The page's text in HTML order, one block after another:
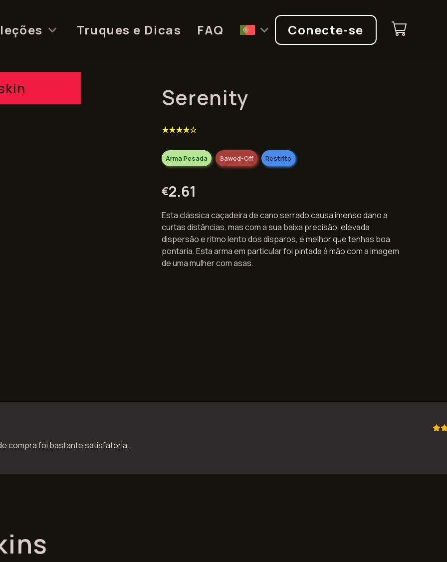
Truques e Dicas FAQ Conecte-se
Serenity
€2.61
Sawed-Off Restrito
★★★★☆
Arma Pesada
Esta clássica caçadeira de cano serrado causa imenso dano a
curtas distâncias, mas com a sua baixa precisão, elevada
dispersão e ritmo lento dos disparos, é melhor que tenhas boa
pontaria. Esta arma em particular foi pintada à mão com a imagem
de uma mulher com asas.
compra foi bastante satisfatória.